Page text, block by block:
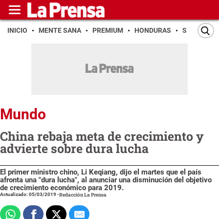
INICIO MENTE SANA PREMIUM HONDURAS SAN PEDRO
Mundo
China rebaja meta de crecimiento y
advierte sobre dura lucha
El primer ministro chino, Li Keqiang, dijo el martes que el país
afronta una "dura lucha", al anunciar una disminución del objetivo
de crecimiento económico para 2019.
Actualizado: 05/03/2019-Redacción La Prensa